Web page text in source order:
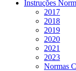
Instruções
2017
2018
2019
2020
2021
2023
Normas